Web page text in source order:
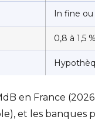
In fine
0,8 à 1,5
en France
et les